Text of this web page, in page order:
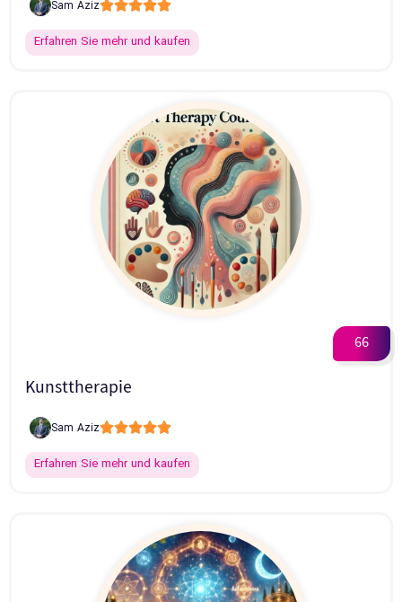
Sam Aziz
Erfahren Sie mehr und kaufen
Kunsttherapie
Sam Aziz
Erfahren Sie mehr und kaufen
66